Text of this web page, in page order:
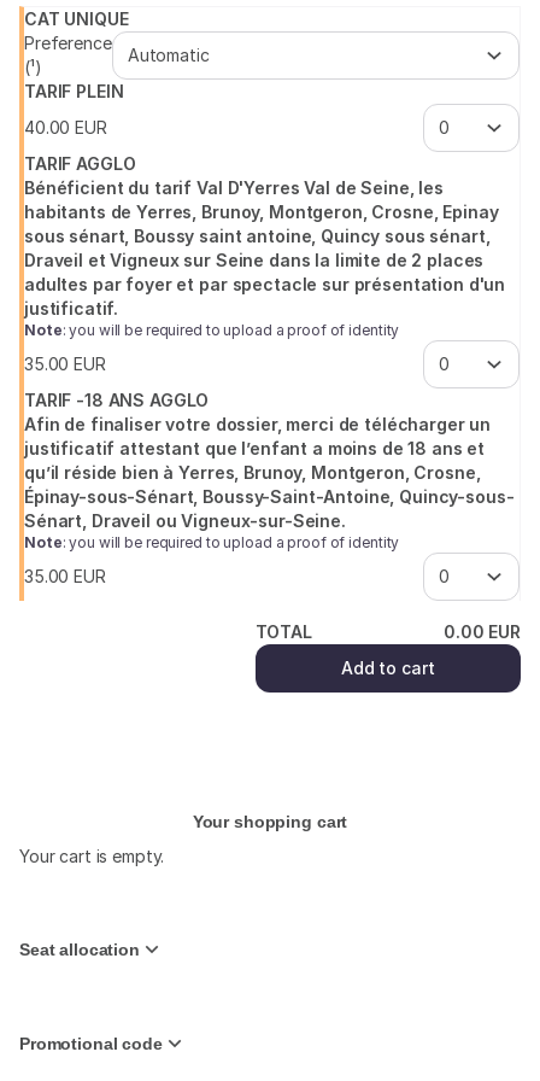
Seine
CAT UNIQUE
Preference
(¹)
TARIF PLEIN
40.00 EUR
TARIF AGGLO
Bénéficient du tarif Val D'Yerres Val de Seine, les
habitants de Yerres, Brunoy, Montgeron, Crosne, Epinay
sous sénart, Boussy saint antoine, Quincy sous sénart,
Draveil et Vigneux sur Seine dans la limite de 2 places
adultes par foyer et par spectacle sur présentation d'un
justificatif.
Note: you will be required to upload a proof of identity
35.00 EUR
TARIF -18 ANS AGGLO
Afin de finaliser votre dossier, merci de télécharger un
justificatif attestant que l’enfant a moins de 18 ans et
qu’il réside bien à Yerres, Brunoy, Montgeron, Crosne,
Épinay-sous-Sénart, Boussy-Saint-Antoine, Quincy-sous-
Sénart, Draveil ou Vigneux-sur-Seine.
Note: you will be required to upload a proof of identity
35.00 EUR
TOTAL 0.00 EUR
Add to cart
(¹) We do our
Your shopping cart
Your cart is empty.
Seat allocation
Promotional code